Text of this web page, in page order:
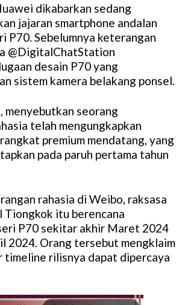
dikabarkan sedang
jajaran smartphone andalan
P70. Sebelumnya keterangan
@DigitalChatStation
desain P70 yang
sistem kamera belakang ponsel.
menyebutkan seorang
telah mengungkapkan
premium mendatang, yang
pada paruh pertama tahun
rahasia di Weibo, raksasa
Tiongkok itu berencana
P70 sekitar akhir Maret 2024
2024. Orang tersebut mengklaim
timeline rilisnya dapat dipercaya